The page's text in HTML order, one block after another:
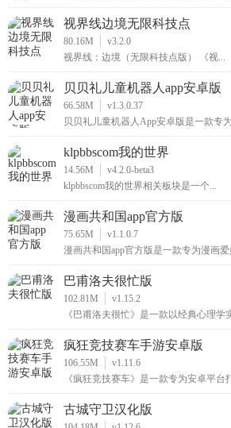
视界线边境无限科技点
80.16M
v3.2.0
视界线：边境（无限科技点版） 《视...
贝贝礼儿童机器人app安卓版
66.58M
v1.3.0.37
贝贝礼儿童机器人App安卓版是一款专
klpbbscom我的世界
14.56M
v4.2.0-beta3
klpbbscom我的世界相关板块是一个...
漫画共和国app官方版
75.65M
v1.1.0.7
漫画共和国app官方版是一款专为漫画爱
巴甫洛夫很忙版
102.81M
v1.15.2
《巴甫洛夫很忙》是一款以经典心理学
疯狂竞技赛车手游安卓版
106.55M
v1.11.6
《疯狂竞技赛车》是一款专为安卓平台
古城守卫汉化版